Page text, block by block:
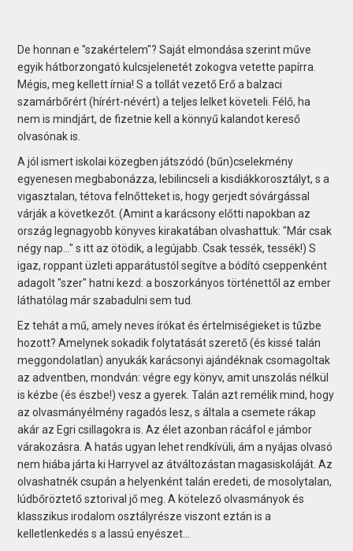
De honnan e "szakértelem"? Saját elmondása szerint műve
egyik hátborzongató kulcsjelenetét zokogva vetette papírra.
Mégis, meg kellett írnia! S a tollát vezető Erő a balzaci
szamárbőrért (hírért-névért) a teljes lelket követeli. Félő, ha
nem is mindjárt, de fizetnie kell a könnyű kalandot kereső
olvasónak is.
A jól ismert iskolai közegben játszódó (bűn)cselekmény
egyenesen megbabonázza, lebilincseli a kisdiákkorosztályt, s a
vigasztalan, tétova felnőtteket is, hogy gerjedt sóvárgással
várják a következőt. (Amint a karácsony előtti napokban az
ország legnagyobb könyves kirakatában olvashattuk: "Már csak
négy nap..." s itt az ötödik, a legújabb. Csak tessék, tessék!) S
igaz, roppant üzleti apparátustól segítve a bódító cseppenként
adagolt "szer" hatni kezd: a boszorkányos történettől az ember
láthatólag már szabadulni sem tud.
Ez tehát a mű, amely neves írókat és értelmiségieket is tűzbe
hozott? Amelynek sokadik folytatását szerető (és kissé talán
meggondolatlan) anyukák karácsonyi ajándéknak csomagoltak
az adventben, mondván: végre egy könyv, amit unszolás nélkül
is kézbe (és észbe!) vesz a gyerek. Talán azt remélik mind, hogy
az olvasmányélmény ragadós lesz, s általa a csemete rákap
akár az Egri csillagokra is. Az élet azonban rácáfol e jámbor
várakozásra. A hatás ugyan lehet rendkívüli, ám a nyájas olvasó
nem hiába járta ki Harryvel az átváltozástan magasiskoláját. Az
olvashatnék csupán a helyenként talán eredeti, de mosolytalan,
lúdbőröztető sztorival jő meg. A kötelező olvasmányok és
klasszikus irodalom osztályrésze viszont eztán is a
kelletlenkedés s a lassú enyészet...